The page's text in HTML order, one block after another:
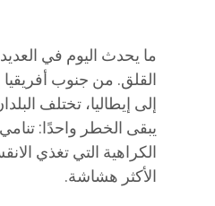
ما يحدث اليوم في
القلق. من جنوب
إلى إيطاليا، تختلف
يبقى الخطر واحدًا:
الكراهية التي تغذي
الأكثر هشاشة.